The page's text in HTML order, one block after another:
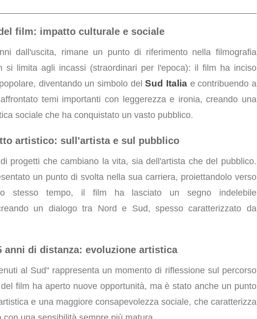
film: impatto culturale e sociale
dall'uscita, rimane un punto di riferimento nella filmografia
si limita agli incassi (straordinari per l'epoca): il film ha inciso
diventando un simbolo delSud Italiae contribuendo a
temi importanti con leggerezza e ironia, creando una
sociale che ha conquistato un vasto pubblico.
artistico: sull'artista e sul pubblico
progetti che cambiano la vita, sia dell'artista che del pubblico.
un punto di svolta nella sua carriera, proiettandolo verso
stesso tempo, il film ha lasciato un segno indelebile
un dialogo tra Nord e Sud, spesso caratterizzato da
anni di distanza: evoluzione artistica
al Sud" rappresenta un momento di riflessione sul percorso
film ha aperto nuove opportunità, ma è stato anche un punto
e una maggiore consapevolezza sociale, che caratterizza